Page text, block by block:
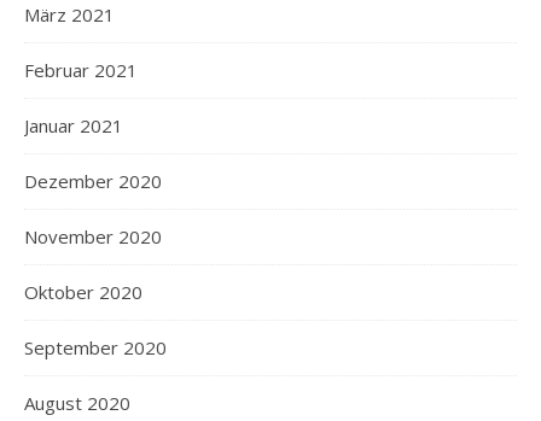
März 2021
Februar 2021
Januar 2021
Dezember 2020
November 2020
Oktober 2020
September 2020
August 2020